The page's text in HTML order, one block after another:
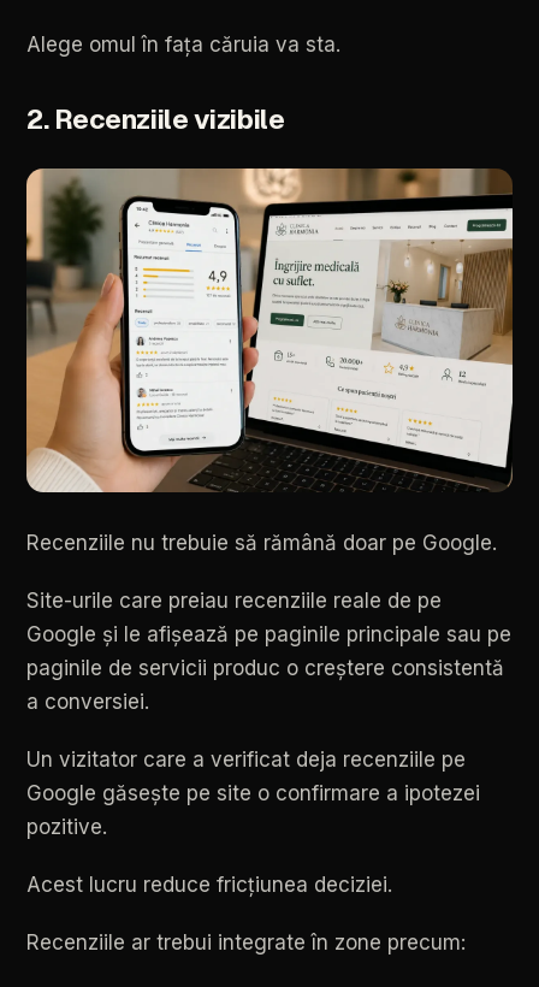
Alege omul în fața căruia va sta.
2. Recenziilevizibile
Recenziile nu trebuie să rămână doar pe Google.
Site-urile care preiau recenziile reale de pe
Google și le afișează pe paginile principale sau pe
paginile de servicii produc o creștere consistentă
a conversiei.
Un vizitator care a verificat deja recenziile pe
Google găsește pe site o confirmare a ipotezei
pozitive.
Acest lucru reduce fricțiunea deciziei.
Recenziile ar trebui integrate în zone precum: